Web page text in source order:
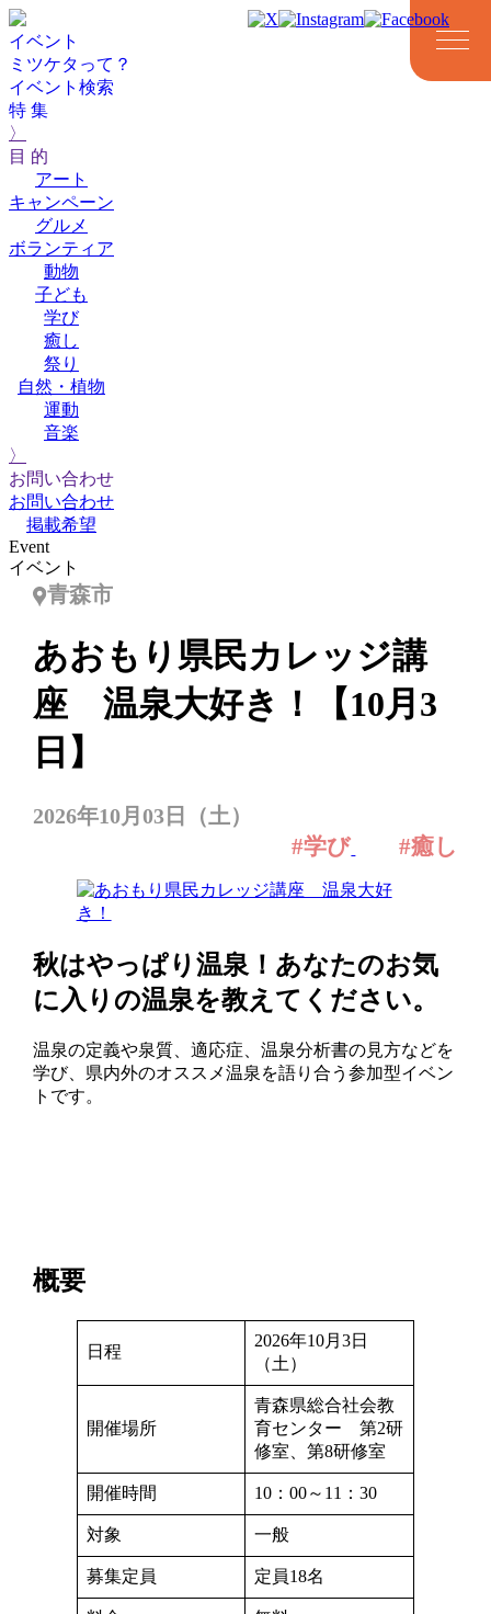
イベント
ミツケタって？
イベント検索
特 集
〉
目 的
アート
キャンペーン
グルメ
ボランティア
動物
子ども
学び
癒し
祭り
自然・植物
運動
音楽
〉
お問い合わせ
お問い合わせ
掲載希望
アート
子ども
Event
イベント
青森市
あおもり県民カレッジ講
座 温泉大好き！【10月3
日】
2026年10月03日（土）
#学び #癒し
秋はやっぱり温泉！あなたのお気
に入りの温泉を教えてください。
温泉の定義や泉質、適応症、温泉分析書の見方などを
学び、県内外のオススメ温泉を語り合う参加型イベン
トです。
概要
日程
2026年10月3日
（土）
開催場所
青森県総合社会教
育センター 第2研
修室、第8研修室
開催時間 10：00～11：30
対象 一般
募集定員 定員18名